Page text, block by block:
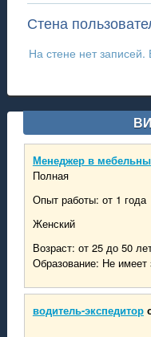
Стена
На стене нет
Менеджер в
Полная
Опыт работы: от 1 года
Женский
Возраст: от 25 до 50
Образование: Не имеет
водитель-экспедитор